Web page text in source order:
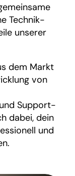
Technik-
unserer
dem Markt
von
Support-
dabei, dein
und